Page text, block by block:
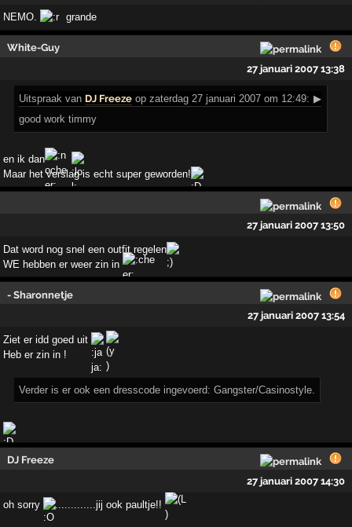
NEMO. grande
White-Guy
27 januari 2007 13:38
Uitspraak van DJ Freeze op zaterdag 27 januari 2007 om 12:49: ▶
good work timmy
en ik dan
Maar het verslag is echt super geworden!
27 januari 2007 13:50
Dat word nog snel een outfit regelen
WE hebben er weer zin in
- Sharonnetje
27 januari 2007 13:54
Ziet er idd goed uit
Heb er zin in !
Verder is er ook een dresscode ingevoerd: Gangster/Casinostyle.
DJ Freeze
27 januari 2007 14:30
oh sorry .............jij ook paultje!!